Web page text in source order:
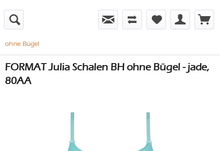
ohne Bügel
FORMAT Julia Schalen BH ohne Bügel - jade,
80AA